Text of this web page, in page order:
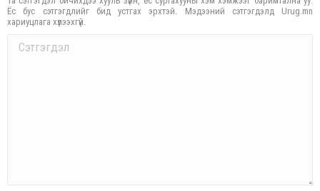
Ёс бус сэтгэгдлийг бид устгах эрхтэй. Мэдээний сэтгэгдэлд Urug.mn
хариуцлага хүлээхгүй.
Comment